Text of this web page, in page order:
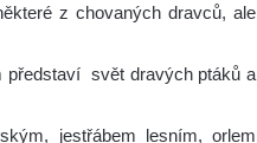
z chovaných dravců, ale
představí svět dravých ptáků a
jestřábem lesním, orlem